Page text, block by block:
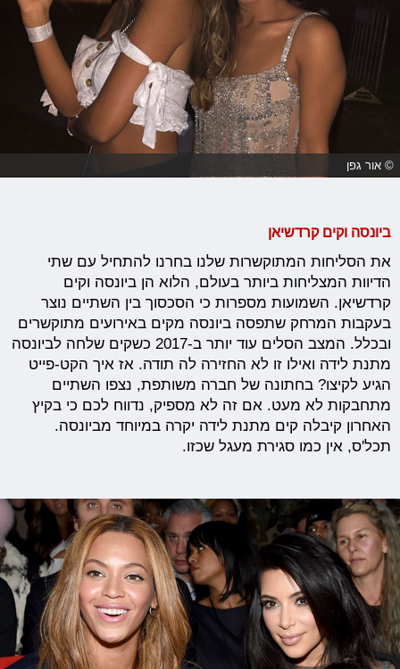
© אור גפן
ביונסה וקים קרדשיאן
את הסליחות המתוקשרות שלנו בחרנו להתחיל עם שתי
הדיוות המצליחות ביותר בעולם, הלוא הן ביונסה וקים
קרדשיאן. השמועות מספרות כי הסכסוך בין השתיים נוצר
בעקבות המרחק שתפסה ביונסה מקים באירועים מתוקשרים
ובכלל. המצב הסלים עוד יותר ב-2017 כשקים שלחה לביונסה
מתנת לידה ואילו זו לא החזירה לה תודה. אז איך הקט-פייט
הגיע לקיצו? בחתונה של חברה משותפת, נצפו השתיים
מתחבקות לא מעט. אם זה לא מספיק, נדווח לכם כי בקיץ
האחרון קיבלה קים מתנת לידה יקרה במיוחד מביונסה.
תכל'ס, אין כמו סגירת מעגל שכזו.